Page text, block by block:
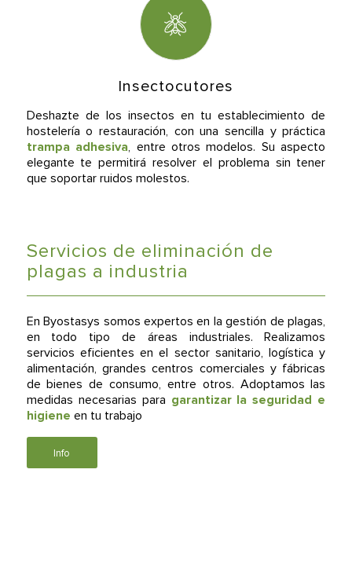
Insectocutores
Deshazte de los insectos en tu establecimiento de
hostelería o restauración, con una sencilla y práctica
trampa adhesiva, entre otros modelos. Su aspecto
elegante te permitirá resolver el problema sin tener
que soportar ruidos molestos.
Servicios de eliminación de
plagas a industria
En Byostasys somos expertos en la gestión de plagas,
en todo tipo de áreas industriales. Realizamos
servicios eficientes en el sector sanitario, logística y
alimentación, grandes centros comerciales y fábricas
de bienes de consumo, entre otros. Adoptamos las
medidas necesarias para garantizar la seguridad e
higiene en tu trabajo
Info